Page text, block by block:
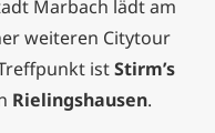
Marbach lädt am
weiteren Citytour
istStirm’s
Rielingshausen.